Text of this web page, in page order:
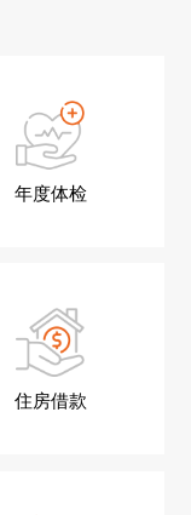
年度体检
住房借款